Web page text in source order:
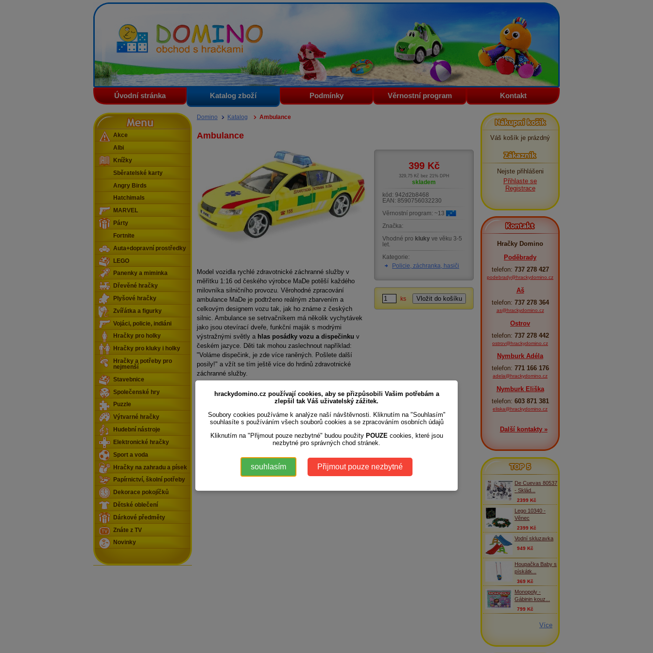
Domino - obchod s hračkami
Úvodní stránka Katalog zboží Podmínky Věrnostní program Kontakt
Domino Katalog Ambulance
Ambulance
Model vozidla rychlé zdravotnické záchranné služby v
měřítku 1:16 od českého výrobce MaDe potěší každého
milovníka silničního provozu. Věrohodné zpracování
ambulance MaDe je podtrženo reálným zbarvením a
celkovým designem vozu tak, jak ho známe z českých
silnic. Ambulance se setrvačníkem má několik vychytávek
jako jsou otevírací dveře, funkční maják s modrými
výstražnými světly a hlas posádky vozu a dispečinku v
českém jazyce. Děti tak mohou zaslechnout například:
"Voláme dispečink, je zde více raněných. Pošlete další
posily!" a vžít se tím ještě více do hrdinů zdravotnické
záchranné služby.
399 Kč
329,75 Kč bez 21% DPH
skladem
kód: 942d2b8468
EAN: 8590756032230
Věrnostní program: ~13
Značka:
Vhodné pro kluky ve věku 3-5
let.
Kategorie:
Policie, záchranka, hasiči
ks
Menu
Akce
Albi
Knížky
Sběratelské karty
Angry Birds
Hatchimals
MARVEL
Párty
Fortnite
Auta+dopravní prostředky
LEGO
Panenky a miminka
Dřevěné hračky
Plyšové hračky
Zvířátka a figurky
Vojáci, policie, indiáni
Hračky pro holky
Hračky pro kluky i holky
Hračky a potřeby pro
nejmenší
Stavebnice
Společenské hry
Puzzle
Výtvarné hračky
Hudební nástroje
Elektronické hračky
Sport a voda
Hračky na zahradu a písek
Papírnictví, školní potřeby
Dekorace pokojíčků
Dětské oblečení
Dárkové předměty
Znáte z TV
Novinky
Nákupní košík
Váš košík je prázdný
Zákazník
Nejste přihlášeni
Přihlaste se
Registrace
Kontakt
Hračky Domino
Poděbrady
telefon: 737 278 427
podebrady@hrackydomino.cz
Aš
telefon: 737 278 364
as@hrackydomino.cz
Ostrov
telefon: 737 278 442
ostrov@hrackydomino.cz
Nymburk Adéla
telefon: 771 166 176
adela@hrackydomino.cz
Nymburk Eliška
telefon: 603 871 381
eliska@hrackydomino.cz
Další kontakty »
TOP 5
De Cuevas 80537
- Sklád...
2399 Kč
Lego 10340 -
Věnec
2399 Kč
Vodní skluzavka
949 Kč
Houpačka Baby s
pískátk...
369 Kč
Monopoly -
Gábinin kouz...
799 Kč
Více
hrackydomino.cz používají cookies, aby se přizpůsobili Vašim potřebám a
zlepšil tak Váš uživatelský zážitek.
Soubory cookies používáme k analýze naší návštěvnosti. Kliknutím na "Souhlasím"
souhlasíte s používáním všech souborů cookies a se zpracováním osobních údajů
Kliknutím na "Přijmout pouze nezbytné" budou použity POUZE cookies, které jsou
nezbytné pro správných chod stránek.
souhlasím Přijmout pouze nezbytné